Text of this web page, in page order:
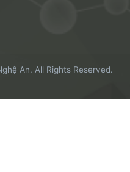
An. All Rights Reserved.